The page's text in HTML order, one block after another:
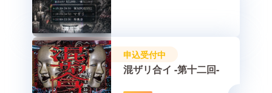
申込受付中
混ザリ合イ -第十二回-